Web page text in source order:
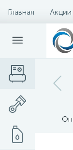
Главная Акции